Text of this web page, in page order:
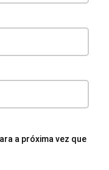
a próxima vez que